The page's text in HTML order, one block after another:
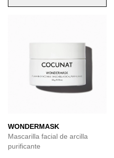
WONDERMASK
Mascarilla facial de arcilla
purificante